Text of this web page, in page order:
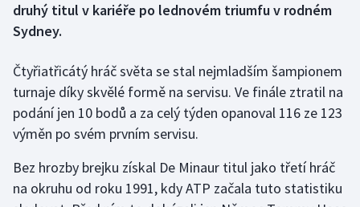
Dostihy
Florbal
Futsal
Golf
Gymnastika
druhý titul v kariéře po lednovém triumfu v rodném
Sydney.
Čtyřiatřicátý hráč světa se stal nejmladším šampionem
turnaje díky skvělé formě na servisu. Ve finále ztratil na
podání jen 10 bodů a za celý týden opanoval 116 ze 123
výměn po svém prvním servisu.
Bez hrozby brejku získal De Minaur titul jako třetí hráč
na okruhu od roku 1991, kdy ATP začala tuto statistiku